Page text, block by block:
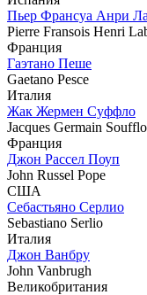
Пьер Франсуа Анри
Pierre Fransois Henri
Франция
Гаэтано Пеше
Gaetano Pesce
Италия
Жак Жермен Суффло
Jacques Germain
Франция
Джон Рассел Поуп
John Russel Pope
США
Себастьяно Серлио
Sebastiano Serlio
Италия
Джон Ванбру
John Vanbrugh
Великобритания